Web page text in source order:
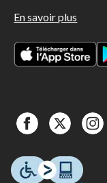
En savoir plus